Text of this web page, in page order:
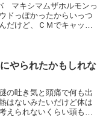
マキシマムザホルモンっ
ドっぽかったからいっつ
だけど、ＣＭでキャッチ
得...
やられたかもしれな
の吐き気と頭痛で何も出
はないみたいだけど体は
えられないくらい頭も痛